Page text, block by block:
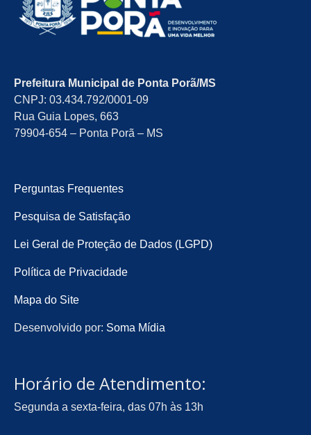
Prefeitura Municipal de Ponta Porã/MS
CNPJ: 03.434.792/0001-09
Rua Guia Lopes, 663
79904-654 – Ponta Porã – MS
Perguntas Frequentes
Pesquisa de Satisfação
Lei Geral de Proteção de Dados (LGPD)
Política de Privacidade
Mapa do Site
Desenvolvido por: Soma Mídia
Horário de Atendimento:
Segunda a sexta-feira, das 07h às 13h